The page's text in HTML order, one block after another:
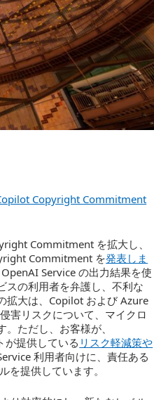
Copyright Commitment
Commitment を拡大し、
Commitment を発表しま
Service の出力結果を使
スの利用者を弁護し、不利な
拡大は、Copilot および Azure
害リスクについて、マイクロ
ただし、お客様が、
提供している リスク軽減策や
利用者向けに、責任ある
提供しています。